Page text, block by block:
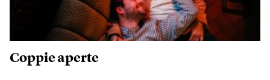
Coppie aperte